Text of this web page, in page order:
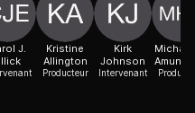
J.
Kristine
Allington
Producteur
Kirk
Johnson
Intervenant
Michael